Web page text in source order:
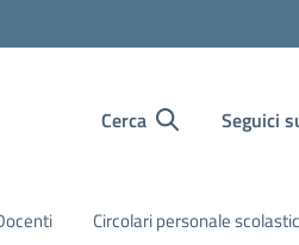
Cerca Seguici
Circolari personale